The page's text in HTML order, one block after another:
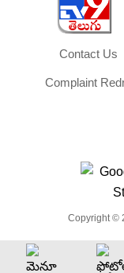
Contact Us
Complaint
Copyright ©